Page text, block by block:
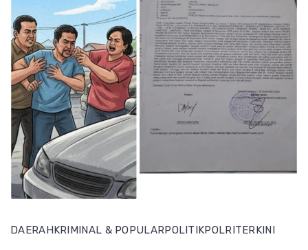
DAERAH KRIMINAL & POPULARPOLITIKPOLRI TERKINI